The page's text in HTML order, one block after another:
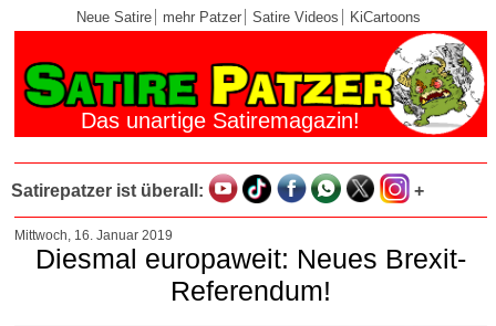
Neue Satire mehr Patzer Satire Videos KiCartoons
Das unartige Satiremagazin!
Satirepatzer ist überall: +
Mittwoch, 16. Januar 2019
Diesmal europaweit: Neues Brexit-
Referendum!